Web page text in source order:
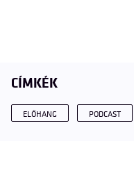
CÍMKÉK
ELŐHANG PODCAST